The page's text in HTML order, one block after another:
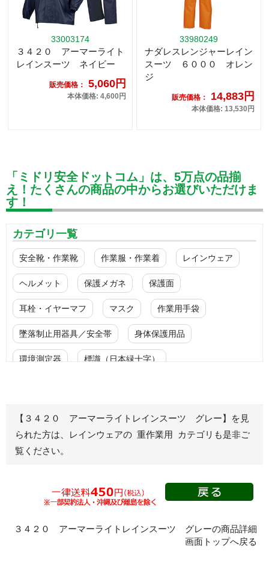
33003174
３４２０ アーマーライト
レインスーツ ネイビー
販売価格： 5,060円
本体価格: 4,600円
33980249
ナダレスレンジャーレイン
スーツ ６０００ オレン
ジ
販売価格： 14,883円
本体価格: 13,530円
「ミドリ安全ドットコム」は、5万点の品揃
え！たくさんの商品の中からお選びいただけま
す！
カテゴリ一覧
安全靴・作業靴 作業服・作業着 レインウェア
ヘルメット 保護メガネ 保護面
耳栓・イヤーマフ マスク 作業用手袋
墜落制止用器具／安全帯 身体保護用品
環境測定器 標識（日本緑十字）
設備用品・作業補助用品 工事作業用品
クリーンルーム対策用品
健康管理器具 季節商品 ウイルス対策用品
【３４２０ アーマーライトレインスーツ グレー】を見
られた方は、レインウェアの 重作業用 カテゴリも是非ご
覧ください。
３４２０ アーマーライトレインスーツ グレーの商品詳細
画面トップへ戻る